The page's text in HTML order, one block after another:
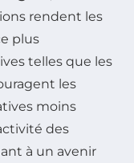
rendent les
plus
telles que les
les
moins
des
à un avenir